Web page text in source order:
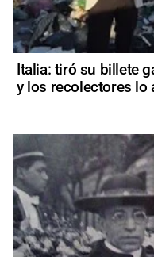
Italia: tiró su billete
y los recolectores lo